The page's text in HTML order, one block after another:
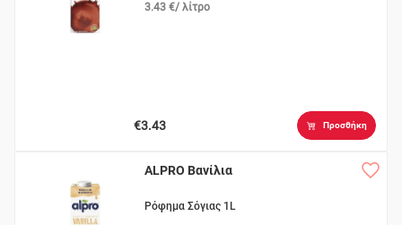
3.43 €/ λίτρο
€3.43 Προσθήκη
ALPRO Βανίλια
Ρόφημα Σόγιας 1L